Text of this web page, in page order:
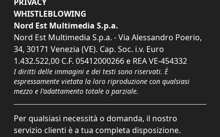
WHISTLEBLOWING
Nord Est Multimedia S.p.a.
Nord Est Multimedia S.p.a. - Via Alessandro Poerio,
34, 30171 Venezia (VE). Cap. Soc. i.v. Euro
1.432.522,00 C.F. 05412000266 e REA VE-454332
I diritti delle immagini e dei testi sono riservati. È
espressamente vietata la loro riproduzione con qualsiasi
mezzo e l'adattamento totale o parziale.
Per qualsiasi necessità o domanda, il nostro
servizio clienti è a tua completa disposizione.